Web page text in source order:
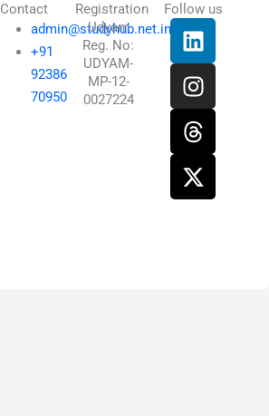
Contact
admin@studyhub.net.in
+91
92386
70950
Registration
Udyam
Reg. No:
UDYAM-
MP-12-
0027224
Follow us
L
i
n
k
e
d
i
n
I
n
s
t
a
g
r
a
T
h
r
e
a
d
s
X
-
t
w
i
t
t
e